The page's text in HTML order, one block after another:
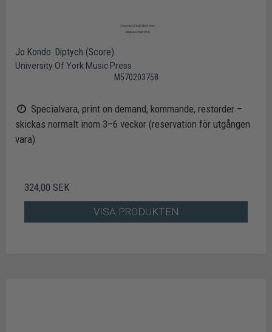
Jo Kondo: Diptych (Score)
University Of York Music Press
M570203758
Specialvara, print on demand, kommande, restorder –
skickas normalt inom 3–6 veckor (reservation för utgången
vara)
324,00 SEK
VISA PRODUKTEN